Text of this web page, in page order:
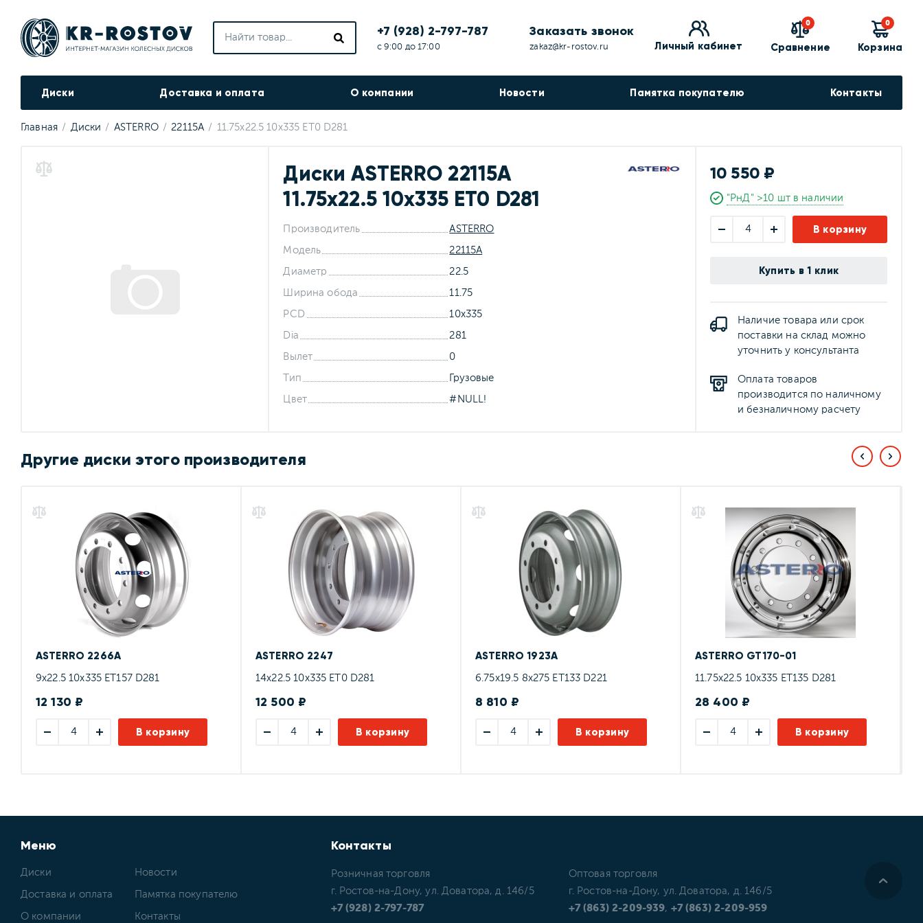
+7 (928) 2-797-787
с 9:00 до 17:00
Заказать звонок
zakaz@kr-rostov.ru Личный кабинет
0
Сравнение
0
Корзина
Диски Доставка и оплата О компании Новости Памятка покупателю Контакты
Главная Диски ASTERRO 22115A 11.75x22.5 10x335 ET0 D281
Диски ASTERRO 22115A
11.75x22.5 10x335 ET0 D281
Производитель ASTERRO
Модель 22115A
Диаметр 22.5
Ширина обода 11.75
PCD 10x335
Dia 281
Вылет 0
Тип Грузовые
Цвет #NULL!
10 550 ₽
"РнД" >10 шт в наличии
В корзину
Купить в 1 клик
Наличие товара или срок
поставки на склад можно
уточнить у консультанта
Оплата товаров
производится по наличному
и безналичному расчету
Другие диски этого производителя
ASTERRO 2266А
9x22.5 10x335 ET157 D281
12 130 ₽
В корзину
ASTERRO 2247
14x22.5 10x335 ET0 D281
12 500 ₽
В корзину
ASTERRO 1923A
6.75x19.5 8x275 ET133 D221
8 810 ₽
В корзину
ASTERRO GT170-01
11.75x22.5 10x335 ET135 D281
28 400 ₽
В корзину
Меню
Диски
Доставка и оплата
О компании
Новости
Памятка покупателю
Контакты
Контакты
Розничная торговля
г. Ростов-на-Дону, ул. Доватора, д. 146/5
+7 (928) 2-797-787
Оптовая торговля
г. Ростов-на-Дону, ул. Доватора, д. 146/5
+7 (863) 2-209-939, +7 (863) 2-209-959